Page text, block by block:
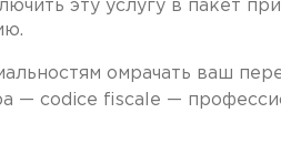
эту услугу в пакет
омрачать ваш
— codice fiscale —